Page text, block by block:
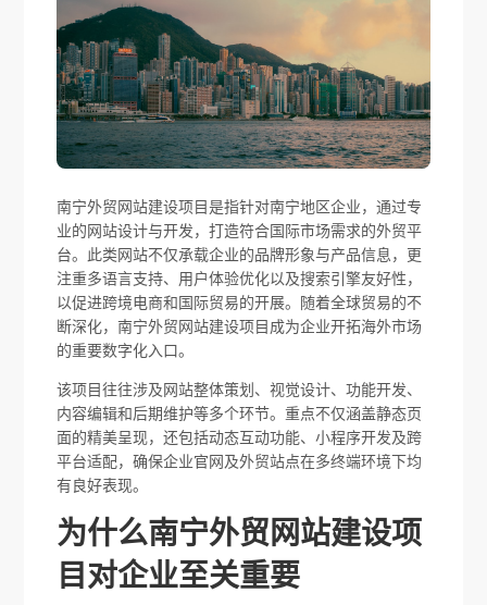
南宁外贸网站建设项目是指针对南宁地区企业，通过专
业的网站设计与开发，打造符合国际市场需求的外贸平
台。此类网站不仅承载企业的品牌形象与产品信息，更
注重多语言支持、用户体验优化以及搜索引擎友好性，
以促进跨境电商和国际贸易的开展。随着全球贸易的不
断深化，南宁外贸网站建设项目成为企业开拓海外市场
的重要数字化入口。
该项目往往涉及网站整体策划、视觉设计、功能开发、
内容编辑和后期维护等多个环节。重点不仅涵盖静态页
面的精美呈现，还包括动态互动功能、小程序开发及跨
平台适配，确保企业官网及外贸站点在多终端环境下均
有良好表现。
为什么南宁外贸网站建设项
目对企业至关重要